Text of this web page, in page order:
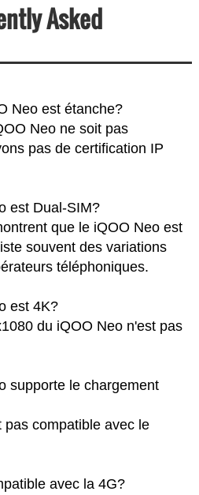
Asked
Neo est étanche?
Neo ne soit pas
pas de certification IP
est Dual-SIM?
que le iQOO Neo est
souvent des variations
téléphoniques.
est 4K?
du iQOO Neo n'est pas
supporte le chargement
pas compatible avec le
avec la 4G?